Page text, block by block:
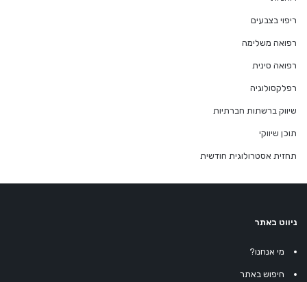
ריפוי בצבעים
רפואה משלימה
רפואה סינית
רפלקסולוגיה
שיווק ברשתות חברתיות
תוכן שיווקי
תחזית אסטרולוגית חודשית
ניווט באתר
מי אנחנו?
חיפוש באתר